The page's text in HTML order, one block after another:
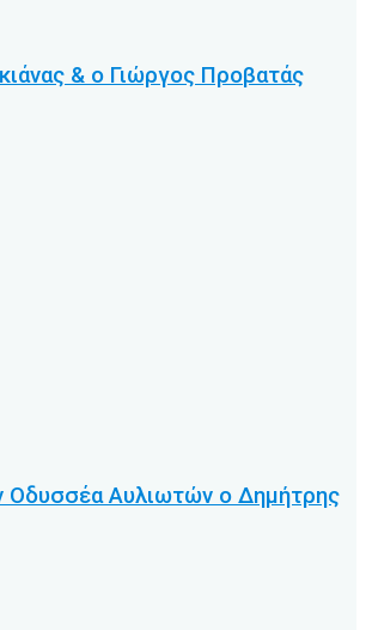
& ο Γιώργος Προβατάς
Οδυσσέα Αυλιωτών ο Δημήτρης